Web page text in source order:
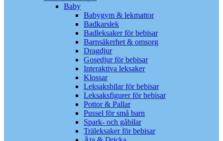
Baby
Babygym & lekmattor
Badkarslek
Badleksaker för bebisar
Barnsäkerhet & omsorg
Dragdjur
Gosedjur för bebisar
Interaktiva leksaker
Klossar
Leksaksbilar för bebisar
Leksaksfigurer för bebisar
Pottor & Pallar
Pussel för små barn
Spark- och gåbilar
Träleksaker för bebisar